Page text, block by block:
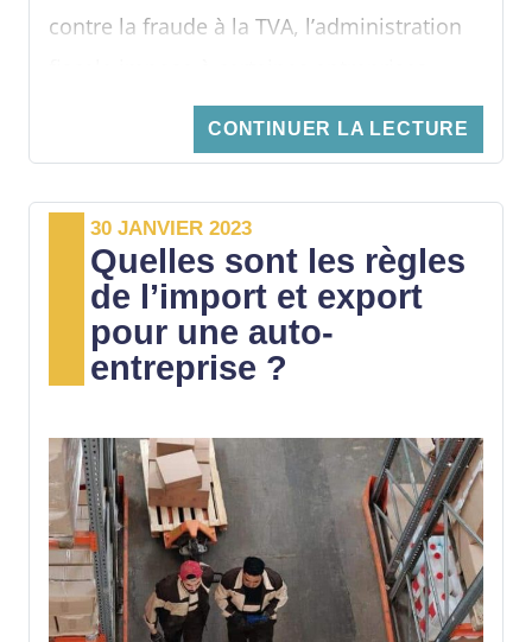
contre la fraude à la TVA, l’administration
l’utilisation d’un outil de facturation.
Aujourd’hui, de nombreux entrepreneurs
cette obligation ou non. Suivez le guide
pour y voir plus clair.
CONTINUER LA LECTURE
30 JANVIER 2023
Quelles sont les règles
de l’import et export
pour une auto-
entreprise ?